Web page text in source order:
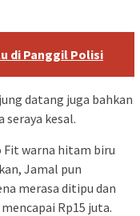
di Panggil Polisi
datang juga bahkan
seraya kesal.
Fit warna hitam biru
Jamal pun
merasa ditipu dan
Rp15 juta.